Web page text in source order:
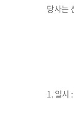
당사는
1. 일시